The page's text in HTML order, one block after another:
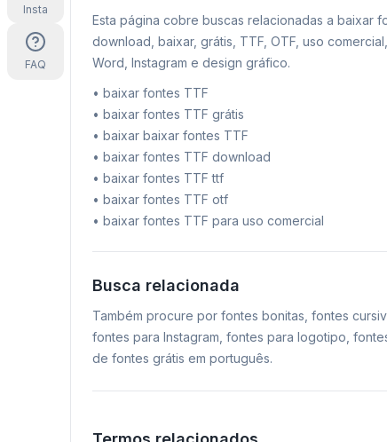
Insta
FAQ
Esta página cobre buscas relacionadas a baixar
download, baixar, grátis, TTF, OTF, uso
Word, Instagram e design gráfico.
• baixar fontes TTF
• baixar fontes TTF grátis
• baixar baixar fontes TTF
• baixar fontes TTF download
• baixar fontes TTF ttf
• baixar fontes TTF otf
• baixar fontes TTF para uso comercial
Busca relacionada
Também procure por fontes bonitas, fontes
fontes para Instagram, fontes para logotipo,
de fontes grátis em português.